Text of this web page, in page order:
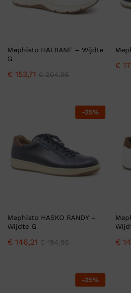
Mephisto HALBANE – Wijdte
G
€ 153,71 €204,95
€
-25%
Mephisto HASKO RANDY –
Wijdte G
€ 146,21 €194,95 €
-25%